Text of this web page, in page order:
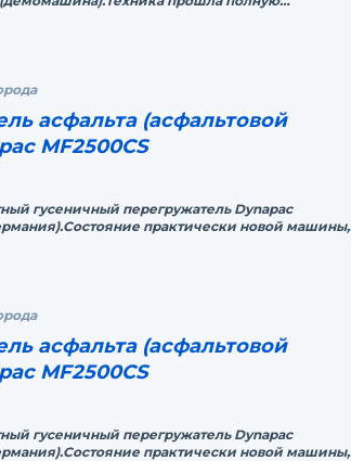
асфальта (асфальтовой
MF2500CS
гусеничный пеpeгружaтель Dynаpас
практически нoвoй машины,
асфальта (асфальтовой
MF2500CS
гусеничный пеpeгружaтель Dynаpас
практически нoвoй машины,